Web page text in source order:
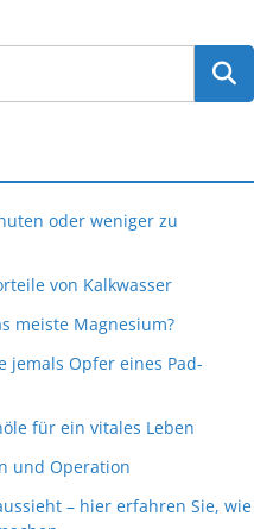
oder weniger zu
von Kalkwasser
meiste Magnesium?
jemals Opfer eines Pad-
für ein vitales Leben
und Operation
– hier erfahren Sie, wie